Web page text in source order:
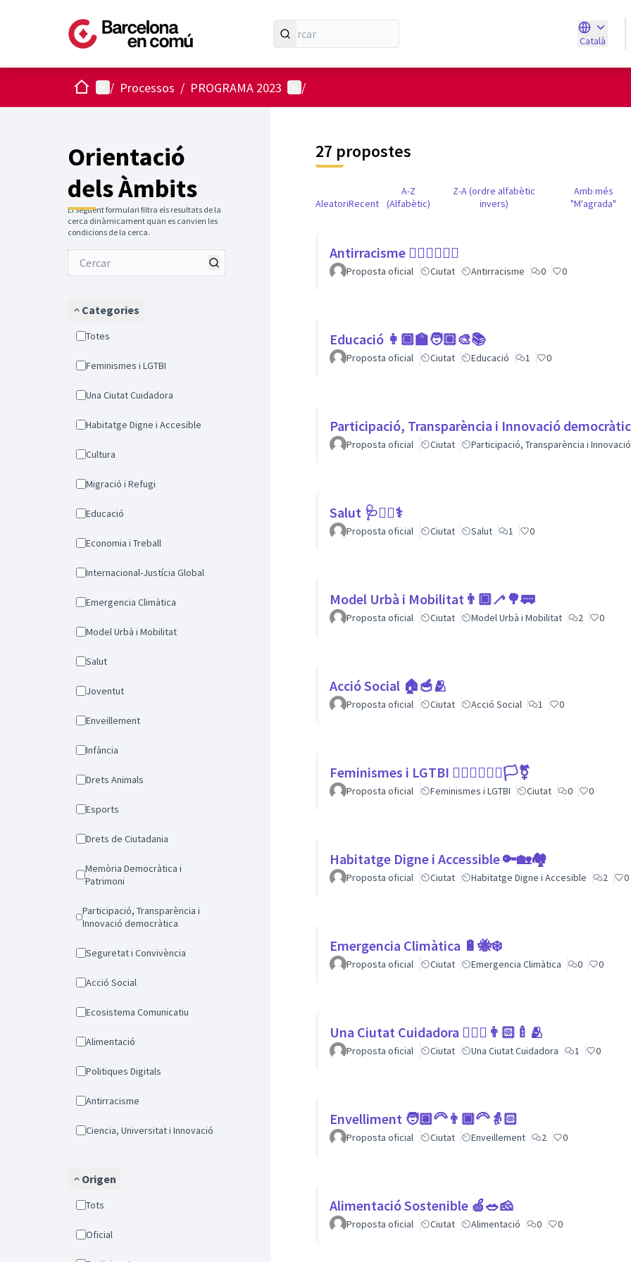
Català
Triar la
Inici Menú principal
/ Processos / PROGRAMA 2023 Menú d'usuari
/
Orientació
dels Àmbits
El següent formulari filtra els resultats de la
cerca dinàmicament quan es canvien les
condicions de la cerca.
Categories
Totes
Feminismes i LGTBI
Una Ciutat Cuidadora
Habitatge Digne i Accesible
Cultura
Migració i Refugi
Educació
Economia i Treball
Internacional-Justícia Global
Emergencia Climàtica
Model Urbà i Mobilitat
Salut
Joventut
Enveillement
Infància
Drets Animals
Esports
Drets de Ciutadania
Memòria Democràtica i
Patrimoni
Participació, Transparència i
Innovació democràtica
Seguretat i Convivència
Acció Social
Ecosistema Comunicatiu
Alimentació
Politiques Digitals
Antirracisme
Ciencia, Universitat i Innovació
Origen
Tots
Oficial
27 propostes
AleatoriRecent
A-Z
(Alfabètic)
Z-A (ordre alfabètic
invers)
Amb més
"M'agrada"
Antirracisme ✊🏾✊🏼✊🏿
Proposta oficial Ciutat Antirracisme 0 0
Educació 👩🏾‍🏫🧑🏼‍🎨📚
Proposta oficial Ciutat Educació 1 0
Participació, Transparència i Innovació
Proposta oficial Ciutat Participació, Transparència i
Salut 🩺👩‍⚕️⚕
Proposta oficial Ciutat Salut 1 0
Model Urbà i Mobilitat👨🏿‍🦯🌳🚃
Proposta oficial Ciutat Model Urbà i Mobilitat 2 0
Acció Social 🏠🥣🫂
Proposta oficial Ciutat Acció Social 1 0
Feminismes i LGTBI 💁🏽‍♀👩‍❤️‍👩🏳️‍⚧️
Proposta oficial Feminismes i LGTBI Ciutat 0 0
Habitatge Digne i Accessible 🔑🏡🏘
Proposta oficial Ciutat Habitatge Digne i Accesible 2 0
Emergencia Climàtica 🔋🐝❄️
Proposta oficial Ciutat Emergencia Climàtica 0 0
Una Ciutat Cuidadora 💆🏾‍♀️👨🏻‍🍼🫂
Proposta oficial Ciutat Una Ciutat Cuidadora 1 0
Envelliment 🧑🏽‍🦳👨🏿‍🦳👵🏻
Proposta oficial Ciutat Enveillement 2 0
Alimentació Sostenible 🍏🥗🧀
Proposta oficial Ciutat Alimentació 0 0